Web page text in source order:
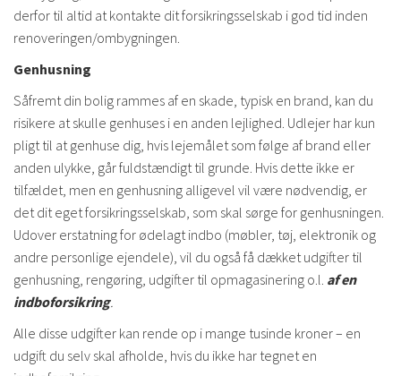
derfor til altid at kontakte dit forsikringsselskab i god tid inden
renoveringen/ombygningen.
Genhusning
Såfremt din bolig rammes af en skade, typisk en brand, kan du
risikere at skulle genhuses i en anden lejlighed. Udlejer har kun
pligt til at genhuse dig, hvis lejemålet som følge af brand eller
anden ulykke, går fuldstændigt til grunde. Hvis dette ikke er
tilfældet, men en genhusning alligevel vil være nødvendig, er
det dit eget forsikringsselskab, som skal sørge for genhusningen.
Udover erstatning for ødelagt indbo (møbler, tøj, elektronik og
andre personlige ejendele), vil du også få dækket udgifter til
genhusning, rengøring, udgifter til opmagasinering o.l. af en
indboforsikring.
Alle disse udgifter kan rende op i mange tusinde kroner – en
udgift du selv skal afholde, hvis du ikke har tegnet en